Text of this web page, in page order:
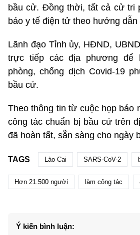
bầu cử. Đồng thời, tất cả cử tri
báo y tế điện tử theo hướng dẫn
Lãnh đạo Tỉnh ủy, HĐND,
trực tiếp các địa phương để
phòng, chống dịch Covid-19
bầu cử.
Theo thông tin từ cuộc họp báo
công tác chuẩn bị bầu cử trên
đã hoàn tất, sẵn sàng cho ngày
TAGS Lào Cai SARS-CoV-2
Hơn 21.500 người làm công tác
Ý kiến bình luận: